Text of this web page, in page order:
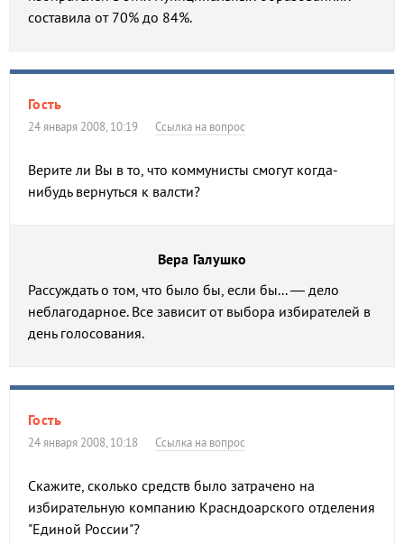
составила от 70% до 84%.
Гость
24 января 2008, 10:19 Ссылка на вопрос
Верите ли Вы в то, что коммунисты смогут когда-
нибудь вернуться к валсти?
Вера Галушко
Рассуждать о том, что было бы, если бы... — дело
неблагодарное. Все зависит от выбора избирателей в
день голосования.
Гость
24 января 2008, 10:18 Ссылка на вопрос
Скажите, сколько средств было затрачено на
избирательную компанию Красндоарского отделения
"Единой России"?